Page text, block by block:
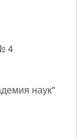
4
наук"